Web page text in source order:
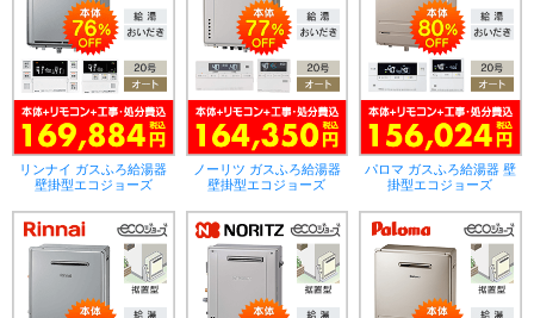
リンナイ ガスふろ給湯器
壁掛型エコジョーズ
ノーリツ ガスふろ給湯器
壁掛型エコジョーズ
パロマ ガスふろ給湯器 壁
掛型エコジョーズ